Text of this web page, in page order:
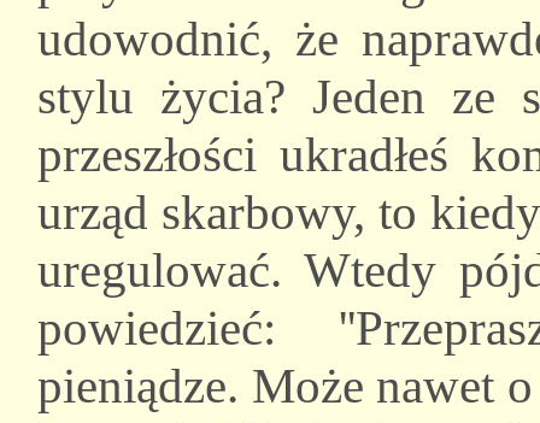
udowodnić, że
stylu życia? Jeden ze
przeszłości ukradłeś
urząd skarbowy, to
uregulować. Wtedy
powiedzieć:
pieniądze. Może nawet